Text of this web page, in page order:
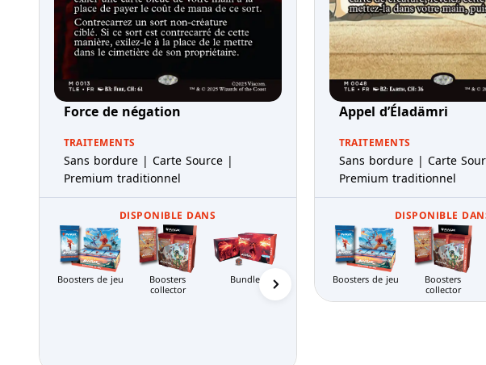
Force de négation
TRAITEMENTS
Sans bordure | Carte Source |
Premium traditionnel
DISPONIBLE DANS
Boosters de jeu
Boosters
collector
Bundle
Packs d'avant-
première
Appel d’Éladämri
TRAITEMENTS
Sans bordure | Carte
Premium traditionnel
DISPONIBLE
Boosters de jeu
Boosters
collector